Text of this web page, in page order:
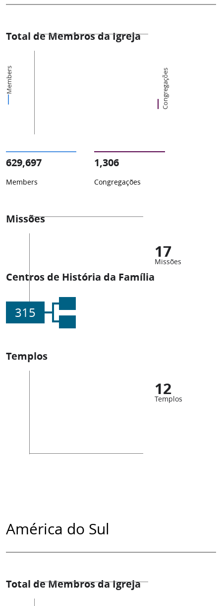
Total de Membros da Igreja
Members Congregações
629,697
Members
1,306
Congregações
Missões
17
Missões
Centros de História da Família
315
Templos
12
Templos
América do Sul
Total de Membros da Igreja